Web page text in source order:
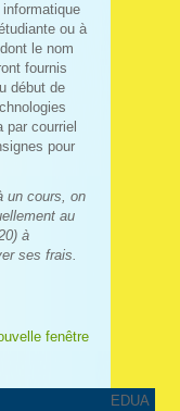
ou à
le nom
fournis
début de
par courriel
pour
un cours, on
au
à
ses frais.
fenêtre
EDUA